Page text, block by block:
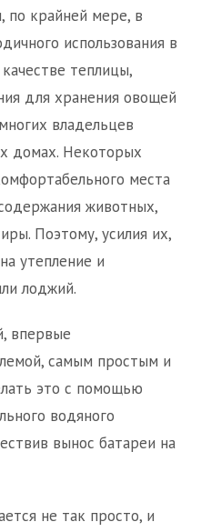
по крайней мере, в
использования в
теплицы,
для хранения овощей
владельцев
домах. Некоторых
места
животных,
Поэтому, усилия их,
утепление и
лоджий.
впервые
самым простым и
это с помощью
водяного
вынос батареи на
не так просто, и